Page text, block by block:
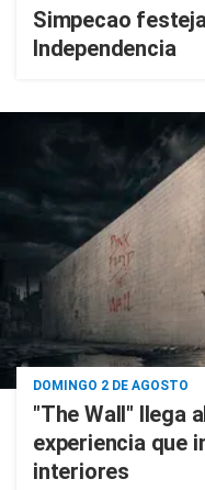
Simpecao
Independencia
DOMINGO 2 DE AGOSTO
"The Wall" llega
experiencia que
interiores